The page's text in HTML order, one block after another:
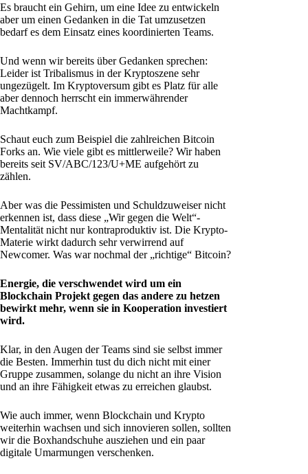
Es braucht ein Gehirn, um eine Idee zu entwickeln
aber um einen Gedanken in die Tat umzusetzen
bedarf es dem Einsatz eines koordinierten Teams.
Und wenn wir bereits über Gedanken sprechen:
Leider ist Tribalismus in der Kryptoszene sehr
ungezügelt. Im Kryptoversum gibt es Platz für alle
aber dennoch herrscht ein immerwährender
Machtkampf.
Schaut euch zum Beispiel die zahlreichen Bitcoin
Forks an. Wie viele gibt es mittlerweile? Wir haben
bereits seit SV/ABC/123/U+ME aufgehört zu
zählen.
Aber was die Pessimisten und Schuldzuweiser nicht
erkennen ist, dass diese „Wir gegen die Welt“-
Mentalität nicht nur kontraproduktiv ist. Die Krypto-
Materie wirkt dadurch sehr verwirrend auf
Newcomer. Was war nochmal der „richtige“ Bitcoin?
Energie, die verschwendet wird um ein
Blockchain Projekt gegen das andere zu hetzen
bewirkt mehr, wenn sie in Kooperation investiert
wird.
Klar, in den Augen der Teams sind sie selbst immer
die Besten. Immerhin tust du dich nicht mit einer
Gruppe zusammen, solange du nicht an ihre Vision
und an ihre Fähigkeit etwas zu erreichen glaubst.
Wie auch immer, wenn Blockchain und Krypto
weiterhin wachsen und sich innovieren sollen, sollten
wir die Boxhandschuhe ausziehen und ein paar
digitale Umarmungen verschenken.